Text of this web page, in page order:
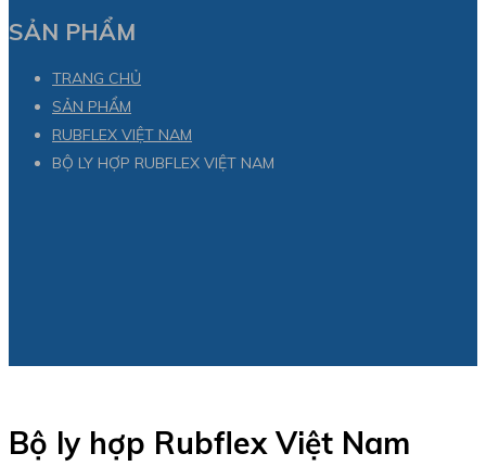
SẢN PHẨM
TRANG CHỦ
SẢN PHẨM
RUBFLEX VIỆT NAM
BỘ LY HỢP RUBFLEX VIỆT NAM
Bộ ly hợp Rubflex Việt Nam